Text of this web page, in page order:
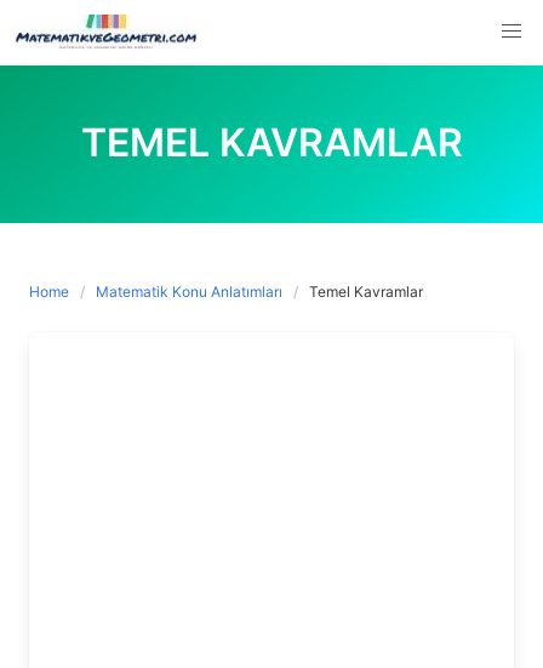
to
content
TEMEL KAVRAMLAR
Home Matematik Konu Anlatımları Temel Kavramlar